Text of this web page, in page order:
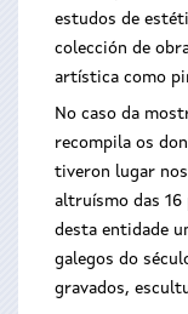
estudos de
colección de
artística como
No caso da
recompila os
tiveron lugar
altruísmo das 16
desta entidade
galegos do
gravados,